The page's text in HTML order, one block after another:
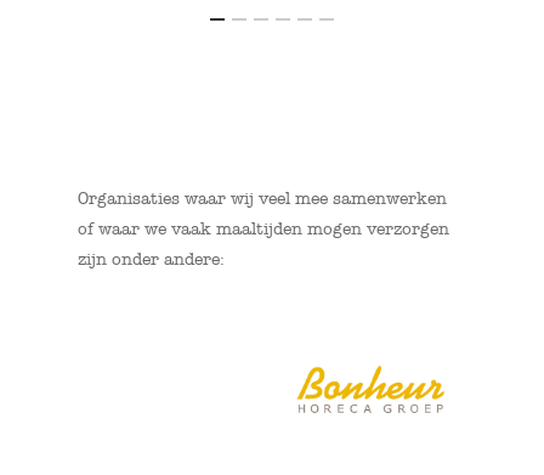
Organisaties waar wij veel mee samenwerken
of waar we vaak maaltijden mogen verzorgen
zijn onder andere: